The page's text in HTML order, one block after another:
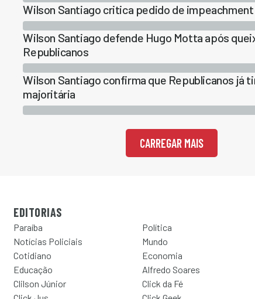
Wilson Santiago critica pedido de
Wilson Santiago defende Hugo Motta após
Republicanos
Wilson Santiago confirma que Republicanos já
majoritária
CARREGAR MAIS
EDITORIAS
Paraíba Política
Notícias Policiais
Mundo
Cotidiano
Economia
Educação
Alfredo Soares
Clilson Júnior
Click da Fé